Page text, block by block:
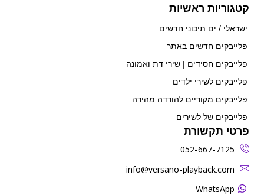
קטגוריות ראשיות
ישראלי / ים תיכוני חדשים
פלייבקים חדשים באתר
פלייבקים חסידים | שירי דת ואמונה
פלייבקים לשירי ילדים
פלייבקים מקוריים להורדה מהירה
פלייבקים של לשירים
פרטי תקשורת
052-667-7125
‫info@versano-playback.com‬
WhatsApp